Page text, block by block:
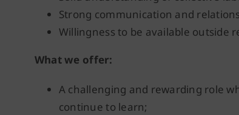
Strong communication and
Willingness to be available outside
What we offer:
A challenging and rewarding role
continue to learn;